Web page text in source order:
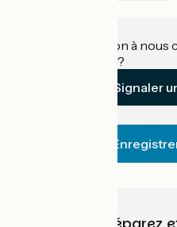
Une information à
établissement ?
Signaler